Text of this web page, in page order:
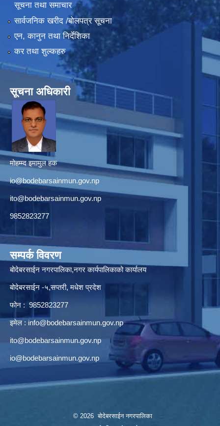
सूचना तथा समाचार
सार्वजनिक खरीद /बोलपत्र सूचना
एन, कानुन तथा निर्देशिका
कर तथा शुल्कहरु
सूचना अधिकारी
मोहम्म्द इमामुल हक
io@bodebarsainmun.gov.np
ito@bodebarsainmun.gov.np
9852823277
सम्पर्क विवरण
बोदेबरसाईन नगरपालिका,नगर कार्यपालिकाको कार्यालय
बोदेबरसाईन -५,सप्तरी, मधेश प्रदेश
फोन : 9852823277
इमेल : info@bodebarsainmun.gov.np
ito@bodebarsainmun.gov.np
io@bodebarsainmun.gov.np
© 2026 बोदेबरसाईन नगरपालिका